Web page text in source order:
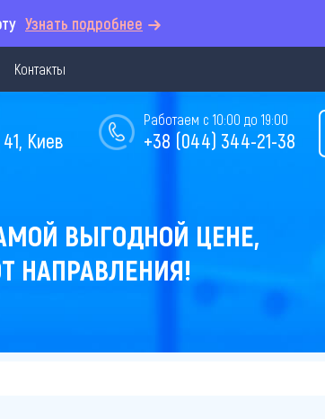
Узнать подробнее
Контакты
Работаем с 10:00 до 19:00
+38 (044) 344-21-38
Киев
ВЫГОДНОЙ ЦЕНЕ,
НАПРАВЛЕНИЯ!